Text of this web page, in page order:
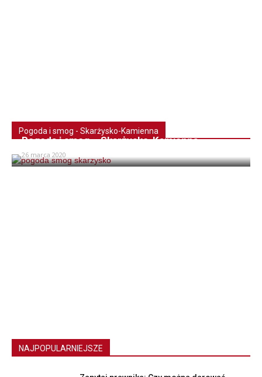
Pogoda i smog - Skarżysko-Kamienna
Pogoda i smog – Skarżysko-Kamienna
26 marca 2020
NAJPOPULARNIEJSZE